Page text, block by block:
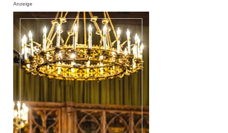
Anzeige